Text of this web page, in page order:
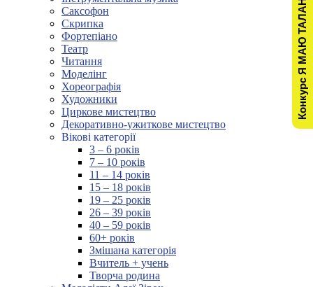
Саксофон
Скрипка
Фортепіано
Театр
Читання
Моделінг
Хореографія
Художники
Циркове мистецтво
Декоративно-ужиткове мистецтво
Вікові категорії
3 – 6 років
7 – 10 років
11 – 14 років
15 – 18 років
19 – 25 років
26 – 39 років
40 – 59 років
60+ років
Змішана категорія
Вчитель + учень
Творча родина
Конкурс Я МАЮ ТАЛАНТ!